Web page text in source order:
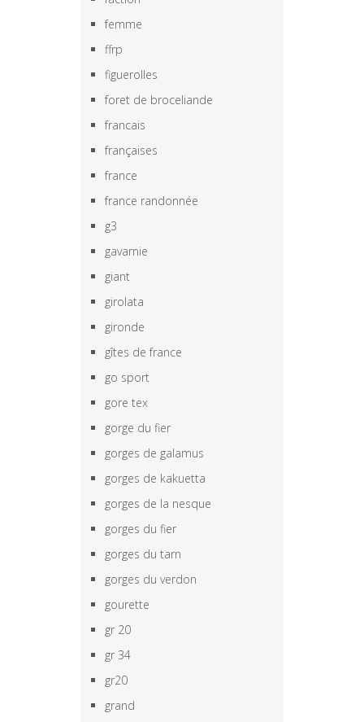
femme
ffrp
figuerolles
foret de broceliande
francais
françaises
france
france randonnée
g3
gavarnie
giant
girolata
gironde
gîtes de france
go sport
gore tex
gorge du fier
gorges de galamus
gorges de kakuetta
gorges de la nesque
gorges du fier
gorges du tarn
gorges du verdon
gourette
gr 20
gr 34
gr20
grand